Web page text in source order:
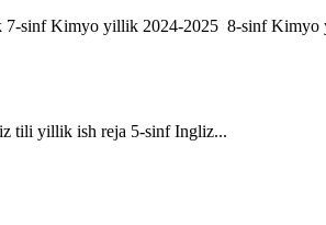
7-sinf Kimyo yillik 2024-2025 8-sinf Kimyo
tili yillik ish reja 5-sinf Ingliz...